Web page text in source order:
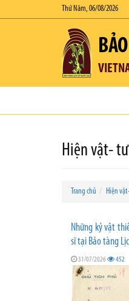
Thứ Năm, 06/08/2026
Hiện vật-
Trang chủ Hiện
Những kỷ vật
sĩ tại Bảo tàng
31/07/2026 452